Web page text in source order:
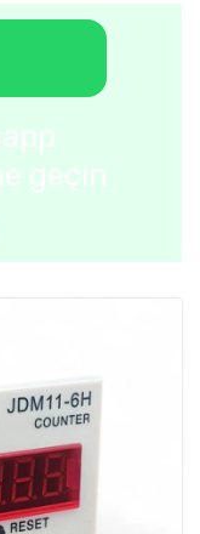
geçin